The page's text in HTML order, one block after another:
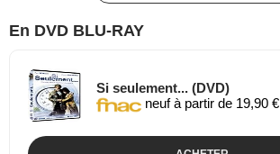
En DVD BLU-RAY
Si seulement... (DVD)
neuf à partir de 19,90 €